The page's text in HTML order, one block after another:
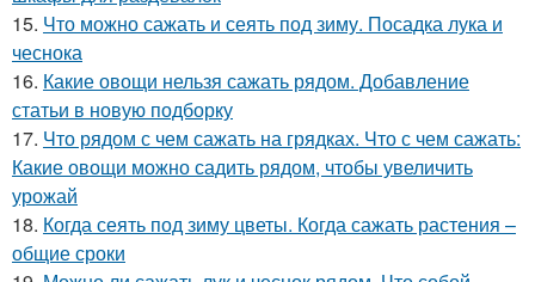
15. Что можно сажать и сеять под зиму. Посадка лука и
чеснока
16. Какие овощи нельзя сажать рядом. Добавление
статьи в новую подборку
17. Что рядом с чем сажать на грядках. Что с чем сажать:
Какие овощи можно садить рядом, чтобы увеличить
урожай
18. Когда сеять под зиму цветы. Когда сажать растения –
общие сроки